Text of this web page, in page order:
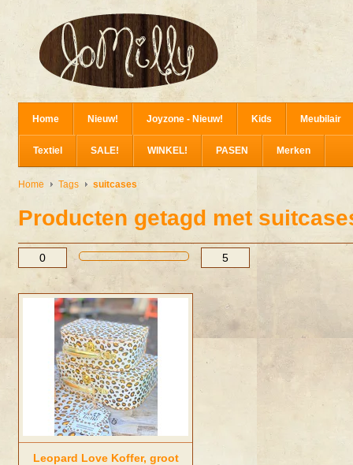
Home Nieuw! Joyzone - Nieuw! Kids Meubilair
Textiel SALE! WINKEL! PASEN Merken
Home Tags suitcases
Producten getagd met
Leopard Love Koffer, groot